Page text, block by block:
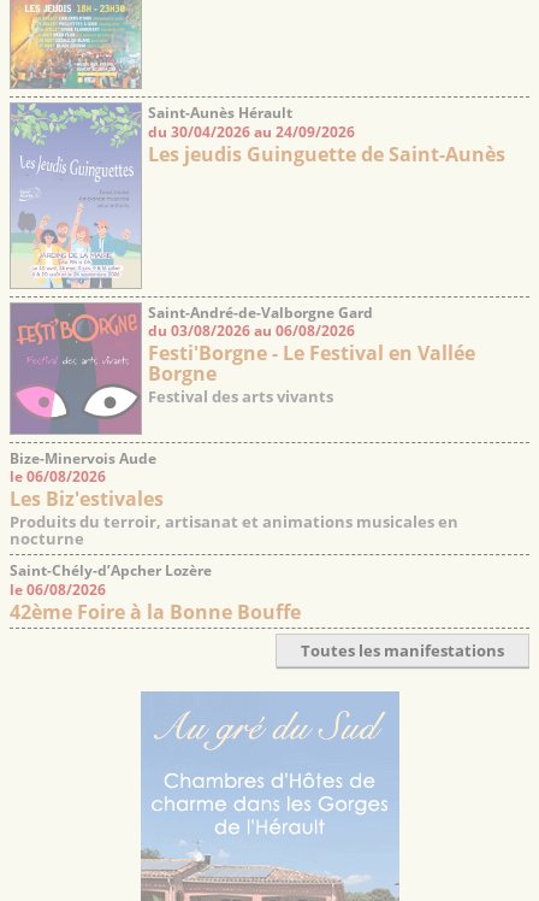
Saint-Aunès Hérault
du 30/04/2026 au 24/09/2026
Les jeudis Guinguette de Saint-Aunès
Saint-André-de-Valborgne Gard
du 03/08/2026 au 06/08/2026
Festi'Borgne - Le Festival en Vallée
Borgne
Festival des arts vivants
Bize-Minervois Aude
le 06/08/2026
Les Biz'estivales
Produits du terroir, artisanat et animations musicales en
nocturne
Saint-Chély-d’Apcher Lozère
le 06/08/2026
42ème Foire à la Bonne Bouffe
Toutes les manifestations